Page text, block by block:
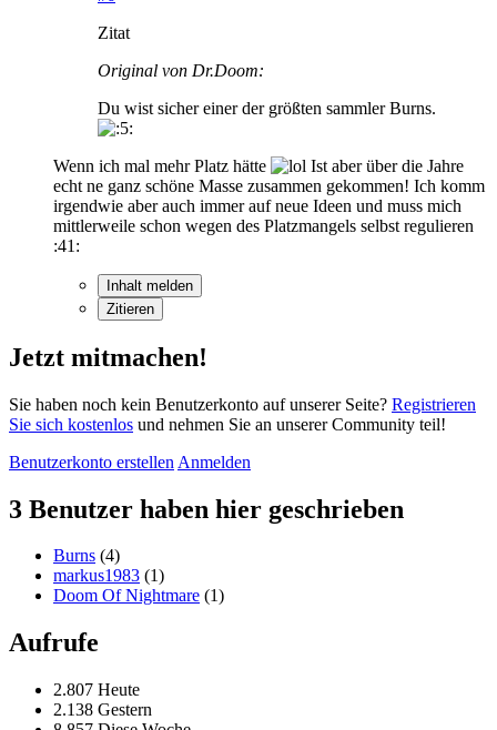
Zitat
Original von Dr.Doom:
Du wist sicher einer der größten sammler Burns.
Wenn ich mal mehr Platz hätte
Ist aber über die Jahre
echt ne ganz schöne Masse zusammen gekommen! Ich komm
irgendwie aber auch immer auf neue Ideen und muss mich
mittlerweile schon wegen des Platzmangels selbst regulieren
:41:
Inhalt melden
Zitieren
Jetzt mitmachen!
Sie haben noch kein Benutzerkonto auf unserer Seite? Registrieren
Sie sich kostenlos und nehmen Sie an unserer Community teil!
Benutzerkonto erstellen Anmelden
3 Benutzer haben hier geschrieben
Burns (4)
markus1983 (1)
Doom Of Nightmare (1)
Aufrufe
2.807 Heute
2.138 Gestern